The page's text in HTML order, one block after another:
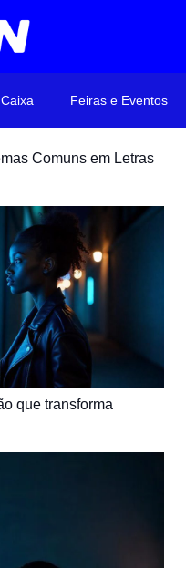
Feiras e Eventos
Comuns em Letras
que transforma